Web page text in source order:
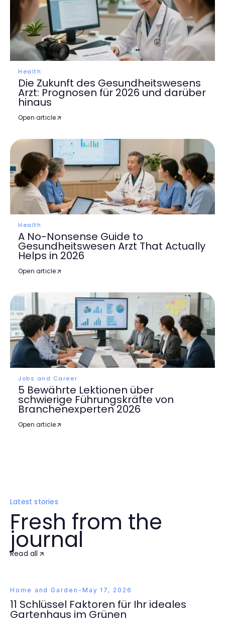
Health
Die Zukunft des Gesundheitswesens
Arzt: Prognosen für 2026 und darüber
hinaus
Open article
Health
A No-Nonsense Guide to
Gesundheitswesen Arzt That Actually
Helps in 2026
Open article
Jobs and Career
5 Bewährte Lektionen über
schwierige Führungskräfte von
Branchenexperten 2026
Open article
Latest stories
Fresh from the
journal
Read all
Home and Garden - May 17, 2026
11 Schlüssel Faktoren für Ihr ideales
Gartenhaus im Grünen